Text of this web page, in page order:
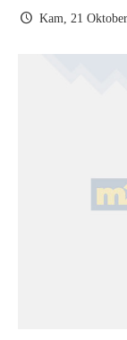
Kam, 21